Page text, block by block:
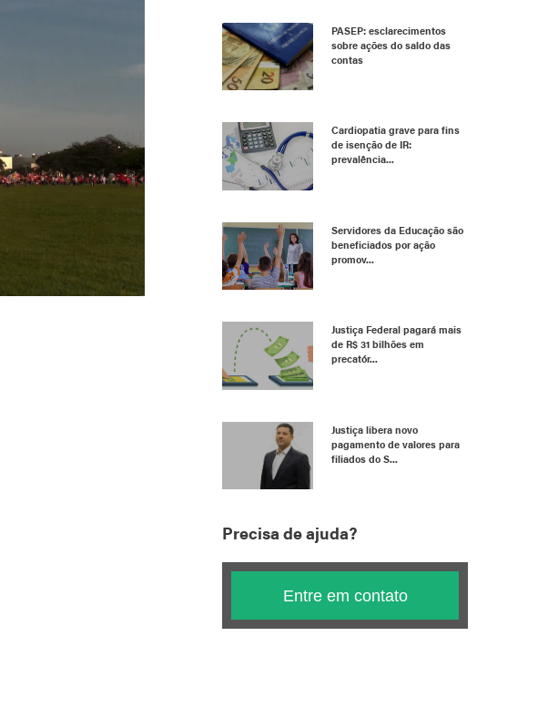
PASEP: esclarecimentos
sobre ações do saldo das
contas
Cardiopatia grave para fins
de isenção de IR:
prevalência...
Servidores da Educação são
beneficiados por ação
promov...
Justiça Federal pagará mais
de R$ 31 bilhões em
precatór...
Justiça libera novo
pagamento de valores para
filiados do S...
Precisa de ajuda?
Entre em contato